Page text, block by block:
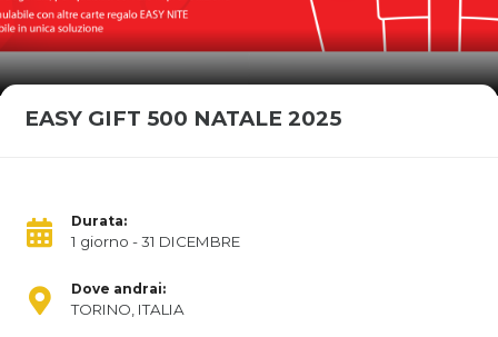
EASY GIFT 500 NATALE 2025
Durata:
1 giorno - 31 DICEMBRE
Dove andrai:
TORINO, ITALIA